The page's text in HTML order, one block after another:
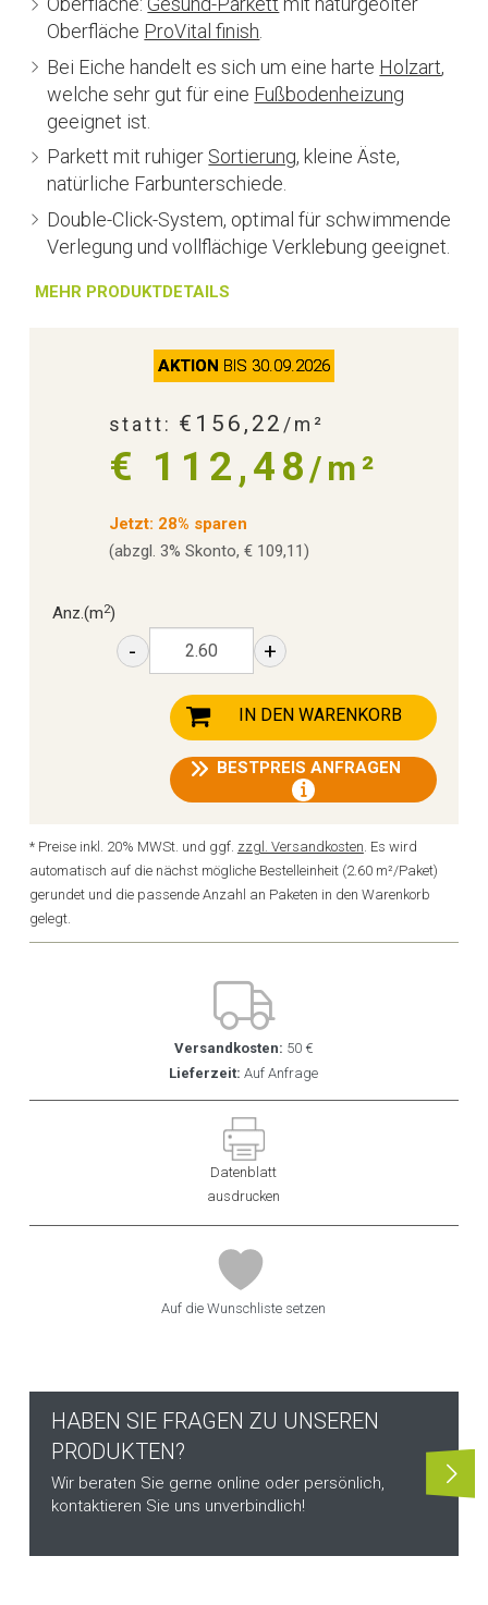
Oberfläche ProVital finish.
Bei Eiche handelt es sich um eine harte Holzart,
welche sehr gut für eine Fußbodenheizung
geeignet ist.
Parkett mit ruhiger Sortierung, kleine Äste,
natürliche Farbunterschiede.
Double-Click-System, optimal für schwimmende
Verlegung und vollflächige Verklebung geeignet.
MEHR PRODUKTDETAILS
AKTION BIS 30.09.2026
statt: €156,22/m²
€ 112,48/m²
Jetzt: 28% sparen
(abzgl. 3% Skonto, € 109,11)
Anz.(m2)
- +
IN DEN WARENKORB
BESTPREIS ANFRAGEN
* Preise inkl. 20% MWSt. und ggf. zzgl. Versandkosten. Es wird
automatisch auf die nächst mögliche Bestelleinheit (2.60 m²/Paket)
gerundet und die passende Anzahl an Paketen in den Warenkorb
gelegt.
Versandkosten: 50 €
Lieferzeit: Auf Anfrage
Datenblatt
ausdrucken
Auf die Wunschliste setzen
HABEN SIE FRAGEN ZU UNSEREN
PRODUKTEN?
Wir beraten Sie gerne online oder persönlich,
kontaktieren Sie uns unverbindlich!